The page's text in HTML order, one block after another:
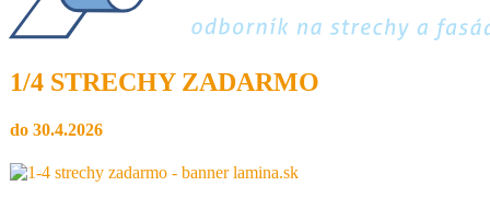
1/4 STRECHY ZADARMO
do 30.4.2026